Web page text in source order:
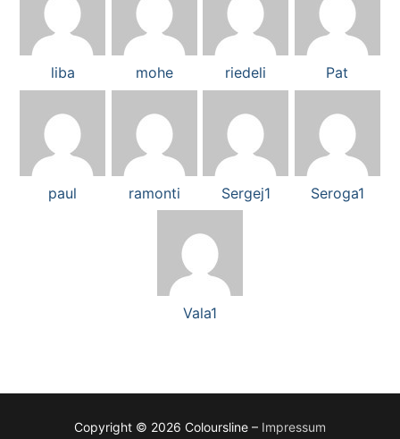
liba mohe riedeli Pat
paul ramonti Sergej1 Seroga1
Vala1
Copyright © 2026 Coloursline – Impressum